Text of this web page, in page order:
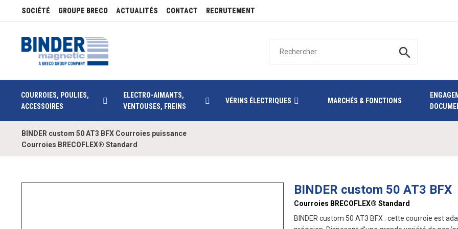
search
SOCIÉTÉ GROUPE BRECO ACTUALITÉS CONTACT RECRUTEMENT
COURROIES, POULIES,
ACCESSOIRES
ELECTRO-AIMANTS,
VENTOUSES, FREINS
VÉRINS ÉLECTRIQUES MARCHÉS & FONCTIONS
BINDER custom 50 AT3 BFX Courroies puissance
Courroies BRECOFLEX® Standard
BINDER custom 50 AT3 BFX
Courroies BRECOFLEX® Standard
BINDER custom 50 AT3 BFX : cette courroie est